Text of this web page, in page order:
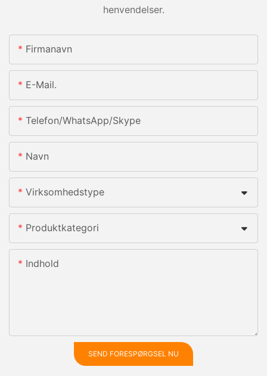
henvendelser.
Firmanavn
E-Mail.
Telefon/whatsApp/skype
Navn
Virksomhedstype
Produktkategori
Indhold
SEND FORESPØRGSEL NU